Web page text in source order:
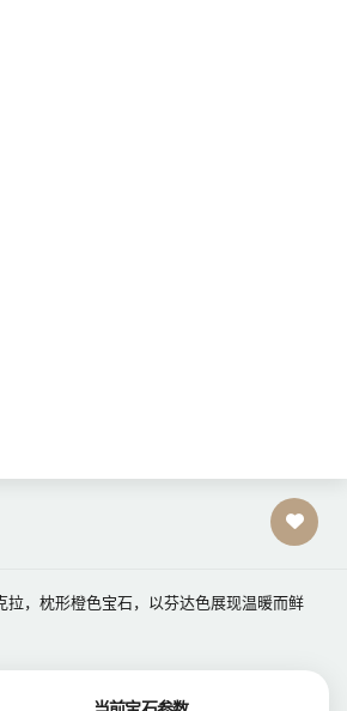
拉，枕形橙色宝石，以芬达色展现温暖而鲜